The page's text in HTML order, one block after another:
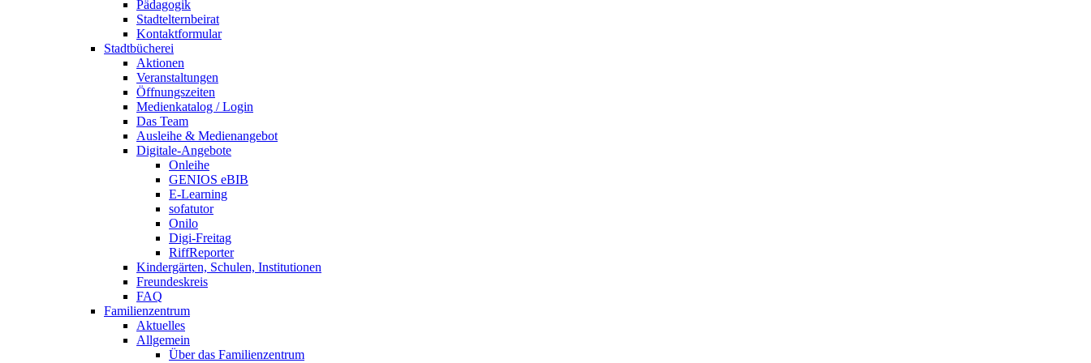
Pädagogik
Stadtelternbeirat
Kontaktformular
Stadtbücherei
Aktionen
Veranstaltungen
Öffnungszeiten
Medienkatalog / Login
Das Team
Ausleihe & Medienangebot
Digitale-Angebote
Onleihe
GENIOS eBIB
E-Learning
sofatutor
Onilo
Digi-Freitag
RiffReporter
Kindergärten, Schulen, Institutionen
Freundeskreis
FAQ
Familienzentrum
Aktuelles
Allgemein
Über das Familienzentrum